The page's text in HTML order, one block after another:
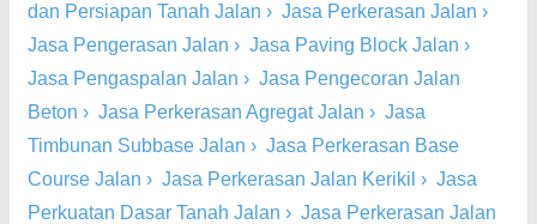
dan Persiapan Tanah Jalan › Jasa Perkerasan Jalan ›
Jasa Pengerasan Jalan › Jasa Paving Block Jalan ›
Jasa Pengaspalan Jalan › Jasa Pengecoran Jalan
Beton › Jasa Perkerasan Agregat Jalan › Jasa
Timbunan Subbase Jalan › Jasa Perkerasan Base
Course Jalan › Jasa Perkerasan Jalan Kerikil › Jasa
Perkuatan Dasar Tanah Jalan › Jasa Perkerasan Jalan